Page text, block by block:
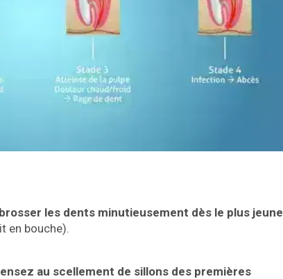
les dents minutieusement dès le plus jeune
en bouche).
au scellement de sillons des premières